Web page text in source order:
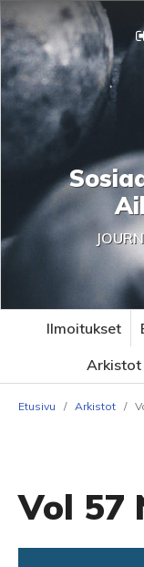
Ilmoitukset
Arkistot
Etusivu / Arkistot /
Vol 57